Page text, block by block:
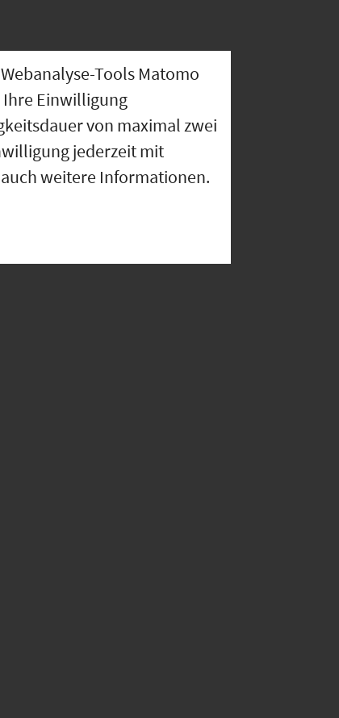
Tools Matomo
Ihre Einwilligung
von maximal zwei
jederzeit mit
weitere Informationen.